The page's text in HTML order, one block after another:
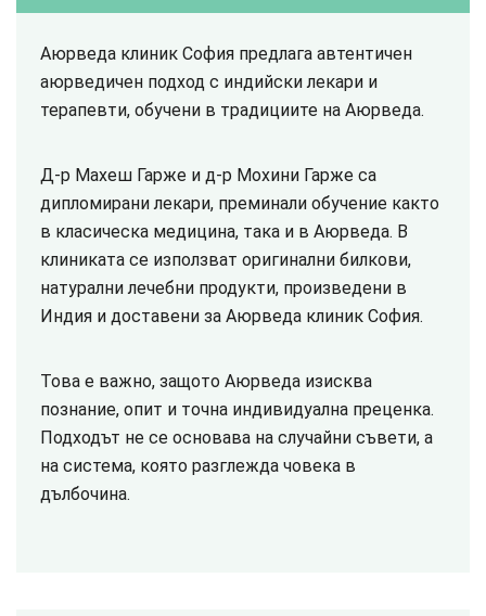
Аюрведа клиник София предлага автентичен
аюрведичен подход с индийски лекари и
терапевти, обучени в традициите на Аюрведа.
Д-р Махеш Гарже и д-р Мохини Гарже са
дипломирани лекари, преминали обучение както
в класическа медицина, така и в Аюрведа. В
клиниката се използват оригинални билкови,
натурални лечебни продукти, произведени в
Индия и доставени за Аюрведа клиник София.
Това е важно, защото Аюрведа изисква
познание, опит и точна индивидуална преценка.
Подходът не се основава на случайни съвети, а
на система, която разглежда човека в
дълбочина.